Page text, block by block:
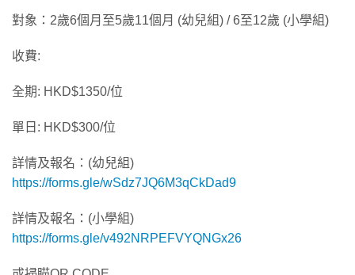
對象：2歲6個月至5歲11個月 (幼兒組) / 6至12歲 (小學組)
收費:
全期: HKD$1350/位
單日: HKD$300/位
詳情及報名：(幼兒組)
https://forms.gle/wSdz7JQ6M3qCkDad9
詳情及報名：(小學組)
https://forms.gle/v492NRPEFVYQNGx26